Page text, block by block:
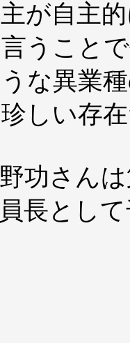
が自主
うこと
な異業
しい存
功さん
長とし